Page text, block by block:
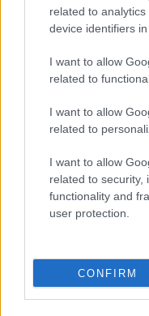
related to
device identifiers in
I want to allow
related to
I want to allow
related to
I want to allow
related to security,
functionality and
user protection.
CONFIRM
Michelle Obama a
teljesítők családjait
Fotó: Upi Photo /